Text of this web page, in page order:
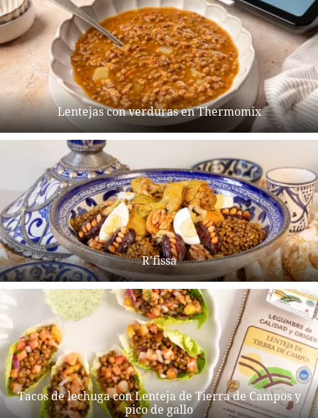
Lentejas con verduras en Thermomix
R'fissa
Tacos de lechuga con Lenteja de Tierra de Campos y
pico de gallo